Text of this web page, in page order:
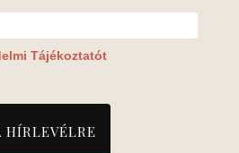
Tájékoztatót